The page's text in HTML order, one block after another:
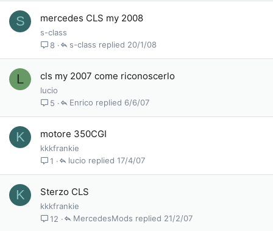
S mercedes CLS my 2008
s-class
8
20/1/08
s-class
L cls my 2007 come riconoscerlo
lucio
5
6/6/07
Enrico
K motore 350CGI
kkkfrankie
1
17/4/07
lucio
K Sterzo CLS
kkkfrankie
12
21/2/07
MercedesMods